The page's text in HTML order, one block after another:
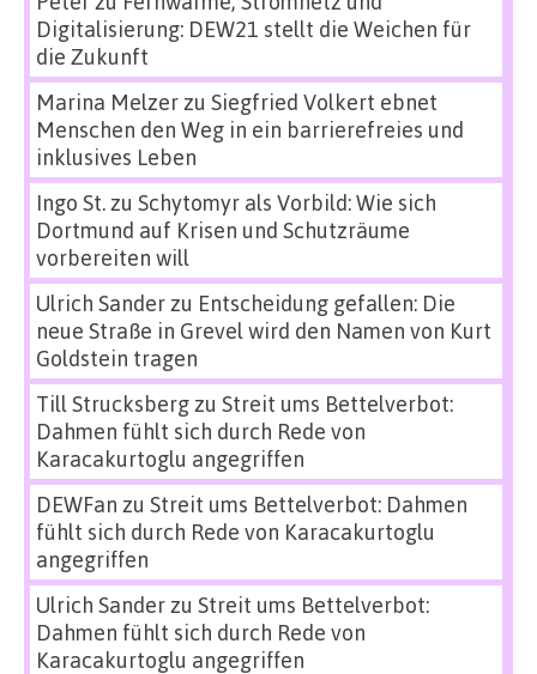
Digitalisierung: DEW21 stellt die Weichen für
die Zukunft
Marina Melzerzu Siegfried Volkert ebnet
Menschen den Weg in ein barrierefreies und
inklusives Leben
Ingo St.zu Schytomyr als Vorbild: Wie sich
Dortmund auf Krisen und Schutzräume
vorbereiten will
Ulrich Sanderzu Entscheidung gefallen: Die
neue Straße in Grevel wird den Namen von Kurt
Goldstein tragen
Till Strucksbergzu Streit ums Bettelverbot:
Dahmen fühlt sich durch Rede von
Karacakurtoglu angegriffen
DEWFan zu Streit ums Bettelverbot: Dahmen
fühlt sich durch Rede von Karacakurtoglu
angegriffen
Ulrich Sanderzu Streit ums Bettelverbot:
Dahmen fühlt sich durch Rede von
Karacakurtoglu angegriffen